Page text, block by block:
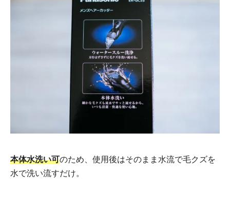
本体水洗い可のため、使用後はそのまま水流で毛クズを
水で洗い流すだけ。